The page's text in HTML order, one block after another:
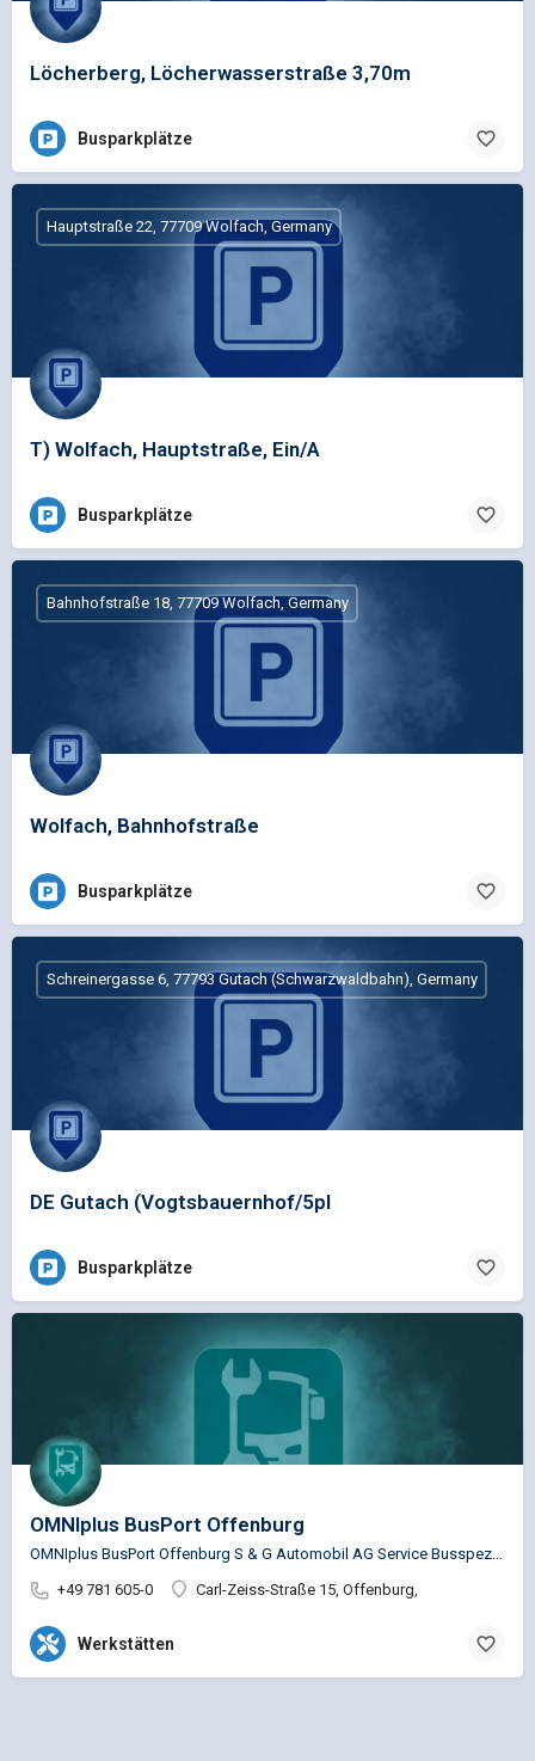
Löcherberg, Löcherwasserstraße 3,70m
Busparkplätze
T) Wolfach, Hauptstraße, Ein/A
Hauptstraße 22, 77709 Wolfach, Germany
Busparkplätze
Wolfach, Bahnhofstraße
Bahnhofstraße 18, 77709 Wolfach, Germany
Busparkplätze
DE Gutach (Vogtsbauernhof/5pl
Schreinergasse 6, 77793 Gutach (Schwarzwaldbahn), Germany
Busparkplätze
OMNIplus BusPort Offenburg
+49 781 605-0
Carl-Zeiss-Straße 15, Offenburg,
Werkstätten